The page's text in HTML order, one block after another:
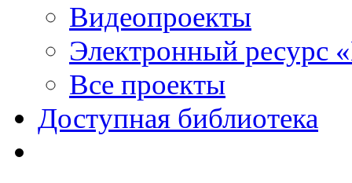
Видеопроекты
Электронный ресурс
Все проекты
Доступная библиотека